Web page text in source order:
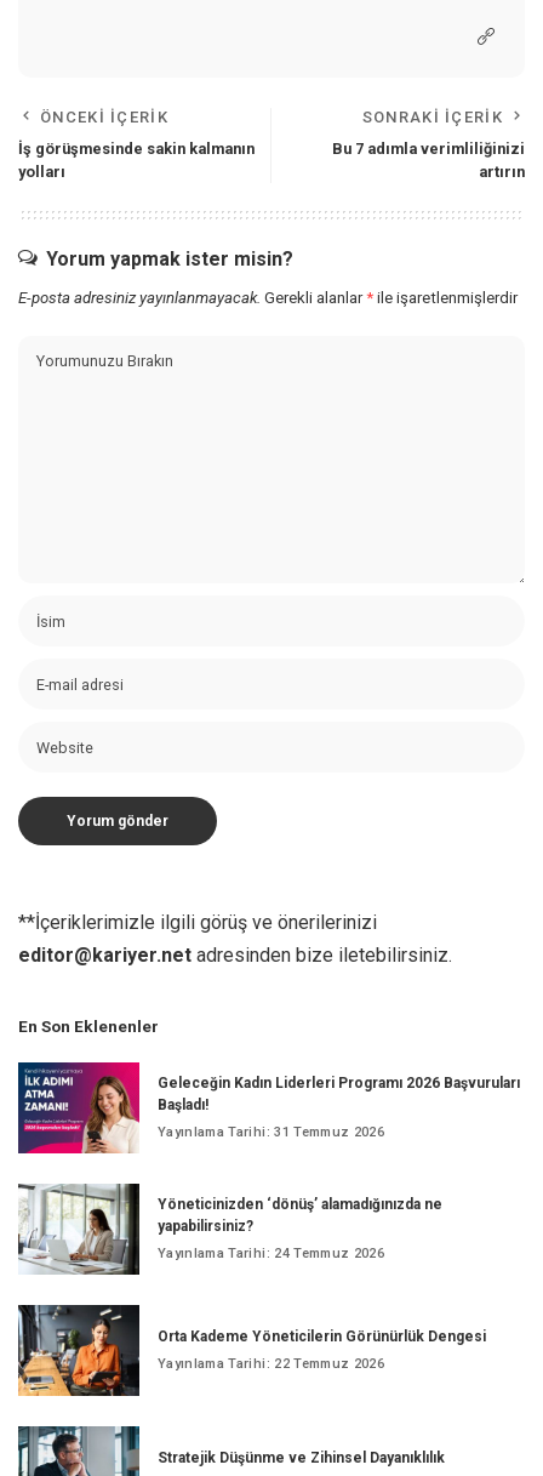
ÖNCEKI İÇERIK
İş görüşmesinde sakin kalmanın
yolları
SONRAKI İÇERIK
Bu 7 adımla verimliliğinizi
artırın
Yorum yapmak ister misin?
E-posta adresiniz yayınlanmayacak. Gerekli alanlar* ile işaretlenmişlerdir
**İçeriklerimizle ilgili görüş ve önerilerinizi
editor@kariyer.net adresinden bize iletebilirsiniz.
En Son Eklenenler
Geleceğin Kadın Liderleri Programı 2026 Başvuruları
Başladı!
Yayınlama Tarihi: 31 Temmuz 2026
Yöneticinizden ‘dönüş’ alamadığınızda ne
yapabilirsiniz?
Yayınlama Tarihi: 24 Temmuz 2026
Orta Kademe Yöneticilerin Görünürlük Dengesi
Yayınlama Tarihi: 22 Temmuz 2026
Stratejik Düşünme ve Zihinsel Dayanıklılık